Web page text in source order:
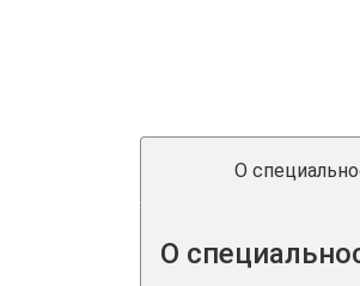
О
О